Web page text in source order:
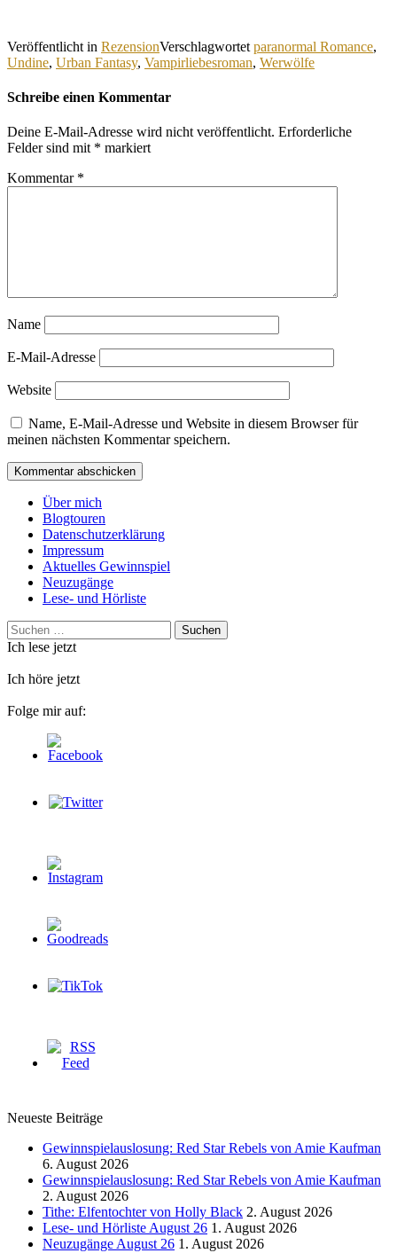
Veröffentlicht in RezensionVerschlagwortet paranormal Romance,
Undine, Urban Fantasy, Vampirliebesroman, Werwölfe
Schreibe einen Kommentar
Deine E-Mail-Adresse wird nicht veröffentlicht. Erforderliche
Felder sind mit * markiert
Kommentar *
Name
E-Mail-Adresse
Website
Name, E-Mail-Adresse und Website in diesem Browser für
meinen nächsten Kommentar speichern.
Über mich
Blogtouren
Datenschutzerklärung
Impressum
Aktuelles Gewinnspiel
Neuzugänge
Lese- und Hörliste
Suchen
nach:
Ich lese jetzt
Ich höre jetzt
Folge mir auf:
Neueste Beiträge
Gewinnspielauslosung: Red Star Rebels von Amie Kaufman
6. August 2026
Gewinnspielauslosung: Red Star Rebels von Amie Kaufman
2. August 2026
Tithe: Elfentochter von Holly Black 2. August 2026
Lese- und Hörliste August 26 1. August 2026
Neuzugänge August 26 1. August 2026